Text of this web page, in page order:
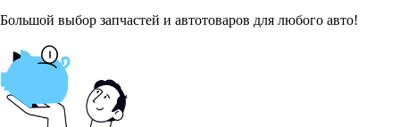
Большой выбор запчастей и автотоваров для любого авто!